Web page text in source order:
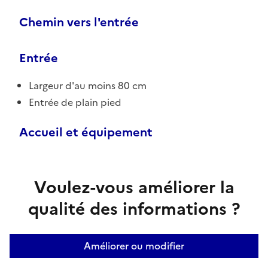
Chemin vers l'entrée
Entrée
Largeur d'au moins 80 cm
Entrée de plain pied
Accueil et équipement
Voulez-vous améliorer la
qualité des informations ?
Améliorer ou modifier